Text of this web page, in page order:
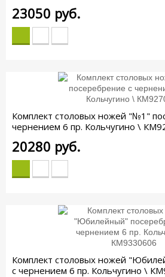
23050 руб.
Комплект столовых ножей "№1"
чернением 6 пр. Кольчугино \
20280 руб.
Комплект столовых ножей
с чернением 6 пр. Кольчугино \